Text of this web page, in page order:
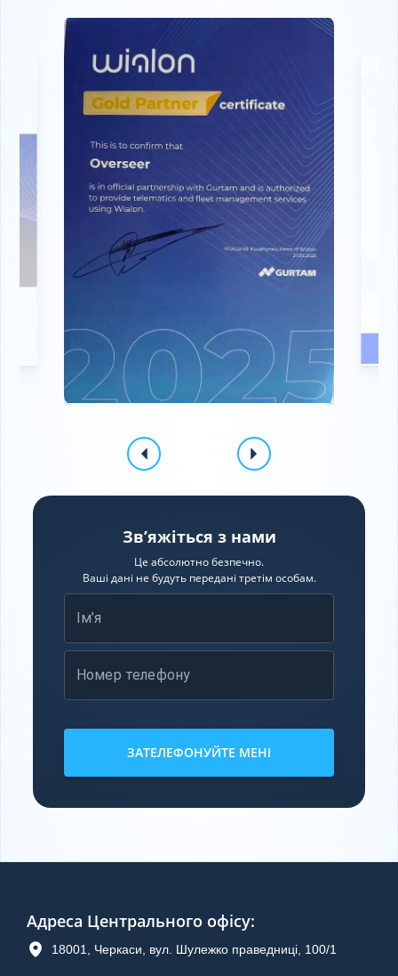
Зв’яжіться з нами
Це абсолютно безпечно.
Ваші дані не будуть передані третім особам.
Ім’я
Номер телефону
ЗАТЕЛЕФОНУЙТЕ МЕНІ
Адреса Центрального офісу:
18001, Черкаси, вул. Шулежко праведниці, 100/1